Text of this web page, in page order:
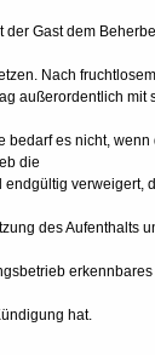
der Gast dem
Nach
außerordentlich mit
bedarf es nicht, wenn
die
endgültig verweigert,
des Aufenthalts
hat.